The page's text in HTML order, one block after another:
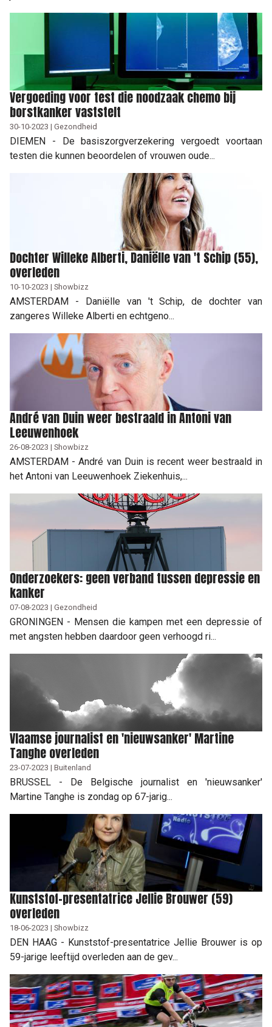
Vergoeding voor test die noodzaak chemo bij
borstkanker vaststelt
30-10-2023 | Gezondheid
DIEMEN - De basiszorgverzekering vergoedt voortaan
testen die kunnen beoordelen of vrouwen oude...
Dochter Willeke Alberti, Daniëlle van 't Schip (55),
overleden
10-10-2023 | Showbizz
AMSTERDAM - Daniëlle van 't Schip, de dochter van
zangeres Willeke Alberti en echtgeno...
André van Duin weer bestraald in Antoni van
Leeuwenhoek
26-08-2023 | Showbizz
AMSTERDAM - André van Duin is recent weer bestraald in
het Antoni van Leeuwenhoek Ziekenhuis,...
Onderzoekers: geen verband tussen depressie en
kanker
07-08-2023 | Gezondheid
GRONINGEN - Mensen die kampen met een depressie of
met angsten hebben daardoor geen verhoogd ri...
Vlaamse journalist en 'nieuwsanker' Martine
Tanghe overleden
23-07-2023 | Buitenland
BRUSSEL - De Belgische journalist en 'nieuwsanker'
Martine Tanghe is zondag op 67-jarig...
Kunststof-presentatrice Jellie Brouwer (59)
overleden
18-06-2023 | Showbizz
DEN HAAG - Kunststof-presentatrice Jellie Brouwer is op
59-jarige leeftijd overleden aan de gev...